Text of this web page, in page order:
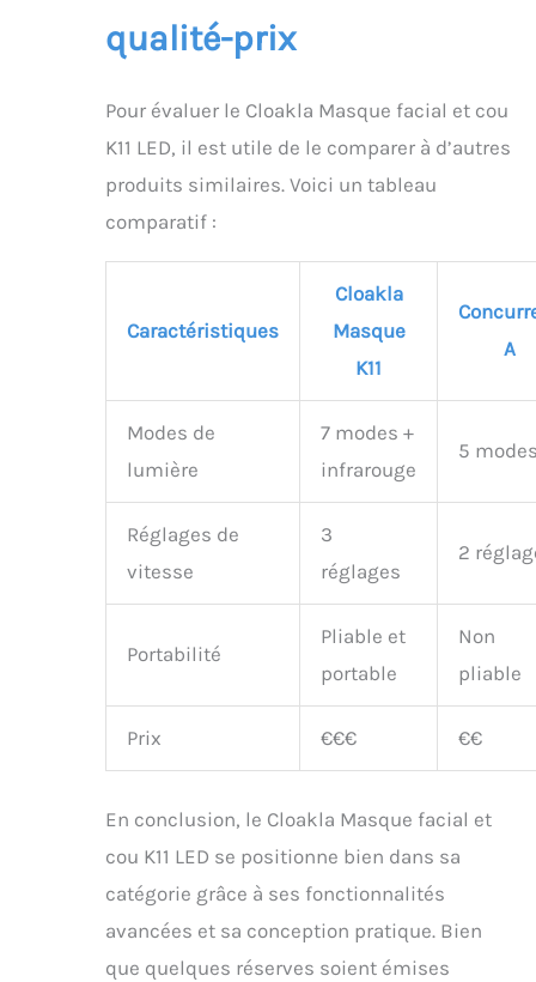
qualité-prix
Pour évaluer le Cloakla Masque facial et cou
K11 LED, il est utile de le comparer à d’autres
produits similaires. Voici un tableau
comparatif :
Caractéristiques
Cloakla
Masque
K11
A
Modes de
lumière
7 modes +
infrarouge
5
Réglages de
vitesse
3
réglages
2
Portabilité
Pliable et
portable
Non
pliable
Prix €€€ €€
En conclusion, le Cloakla Masque facial et
cou K11 LED se positionne bien dans sa
catégorie grâce à ses fonctionnalités
avancées et sa conception pratique. Bien
que quelques réserves soient émises